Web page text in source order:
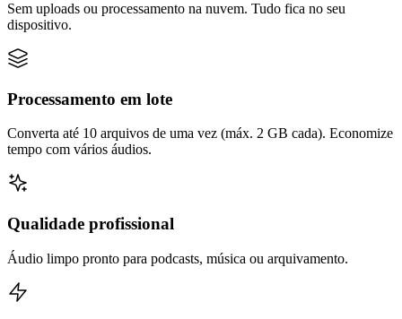
Sem uploads ou processamento na nuvem. Tudo fica no seu
dispositivo.
Processamento em lote
Converta até 10 arquivos de uma vez (máx. 2 GB cada). Economize
tempo com vários áudios.
Qualidade profissional
Áudio limpo pronto para podcasts, música ou arquivamento.